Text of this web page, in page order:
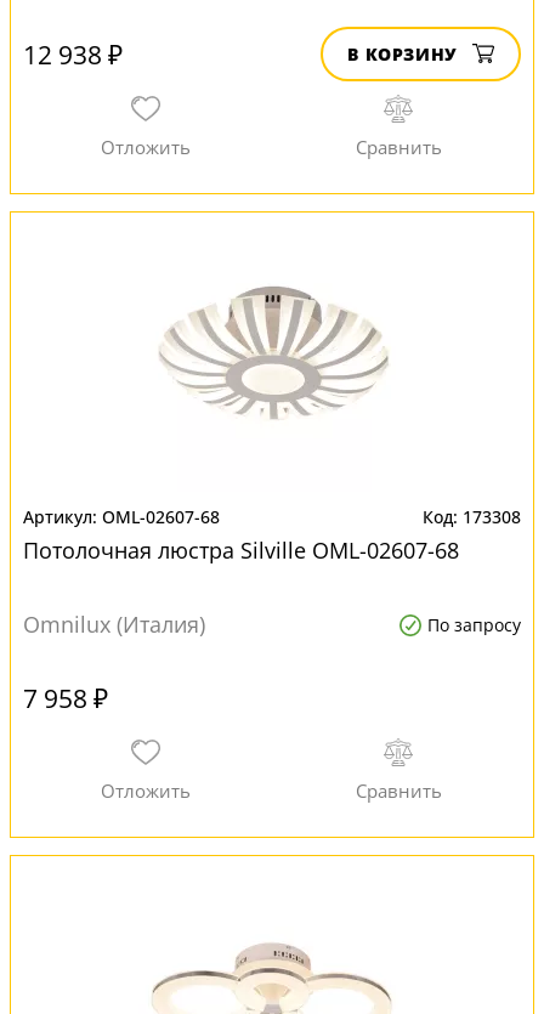
12 938 ₽ В КОРЗИНУ
OML-02607-68 173308
Потолочная люстра Silville OML-02607-68
Omnilux (Италия) По запросу
7 958 ₽